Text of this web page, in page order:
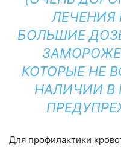
БОЛЬШИЕ
КОТОРЫЕ НЕ
НАЛИЧИИ В
Для профилактики